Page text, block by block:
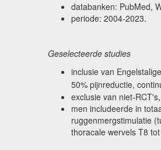
databanken: PubMed,
periode: 2004-2023.
Geselecteerde studies
inclusie van
50% pijnreductie,
exclusie van niet-
men includeerde in
ruggenmergstimulatie
thoracale wervels T8